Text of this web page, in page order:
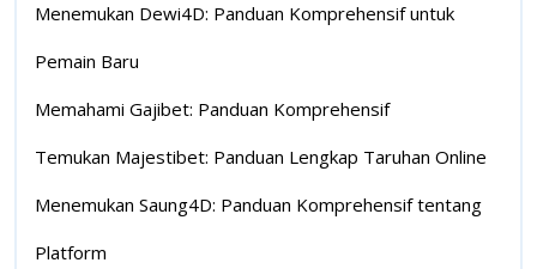
Menemukan Dewi4D: Panduan Komprehensif untuk
Pemain Baru
Memahami Gajibet: Panduan Komprehensif
Temukan Majestibet: Panduan Lengkap Taruhan Online
Menemukan Saung4D: Panduan Komprehensif tentang
Platform